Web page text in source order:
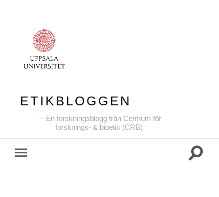
ETIKBLOGGEN
En forskningsblogg från Centrum för
forsknings- & bioetik (CRB)
Slå